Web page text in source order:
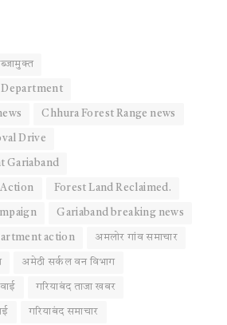
Chhura Forest Range news
Drive
Gariaband
Forest Land Reclaimed.
Gariaband breaking news
action अमलोर गांव समाचार
अमेठी सर्कल वन विभाग
गरियाबंद ताजा खबर
गरियाबंद समाचार